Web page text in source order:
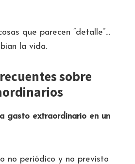
que parecen “detalle”…
la vida.
sobre
gasto extraordinario en un
no periódico y no previsto